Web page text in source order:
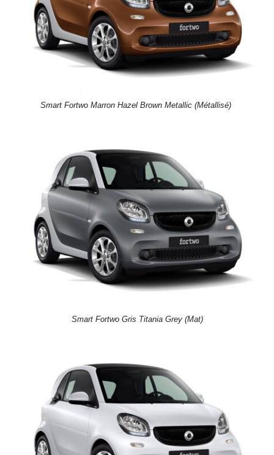
Smart Fortwo Marron Hazel Brown Metallic (Métallisé)
Smart Fortwo Gris Titania Grey (Mat)